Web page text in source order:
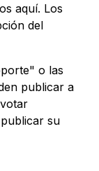
aquí. Los
del
o las
publicar a
su